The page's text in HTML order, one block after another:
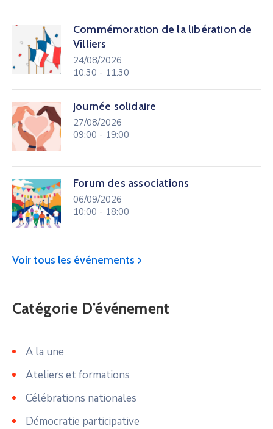
Commémoration de la libération de
Villiers
24/08/2026
10:30 - 11:30
Journée solidaire
27/08/2026
09:00 - 19:00
Forum des associations
06/09/2026
10:00 - 18:00
Voir tous les événements
Catégorie D’événement
A la une
Ateliers et formations
Célébrations nationales
Démocratie participative